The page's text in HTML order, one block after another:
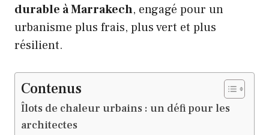
durable à Marrakech, engagé pour un
urbanisme plus frais, plus vert et plus
résilient.
Contenus
Îlots de chaleur urbains : un défi pour les
architectes